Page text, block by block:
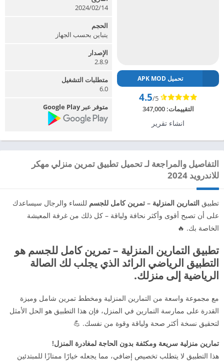
تحميل APK MOD
4.5/5
التقييمات:347,000
انشاء تقرير
2024/02/14
الحجم
يتباين بحسب الجهاز
الإصدار
2.8.9
متطلبات التشغيل
6.0
متوفر عبر Google Play
التفاصيل والمراجعة لـ تحميل تطبيق تمرين منزلي مهكر
للاندرويد 2024
تطبيق التمارين المنزلية – تمرين كامل للجسم للنساء والرجال سيساعدك
على أن تصبح أقوى وأكثر نحافة ولياقة – كل ذلك من غرفة المعيشة
الخاصة بك. 🔥
تطبيق التمارين المنزلية – تمرين كامل للجسم هو
التطبيق الرياضي الرائد الذي يجلب لك الصالة
الرياضية إلى منزلك.
مع مجموعة واسعة من التمارين المنزلية ومخطط تمرين شامل وميزة
القدرة على ممارسة التمارين في المنزل، فإن هذا التطبيق هو الحل الأمثل
لتحقيق نسخة أكثر صحة ولياقة وقوة من نفسك. 💪
تمارين منزلية سريعة ومكثفة بدون الحاجة لمغادرة المنزل!
هذا التطبيق لا يتطلب تخصيص إضافي، مما يجعله خيارًا ممتازًا للمبتدئين